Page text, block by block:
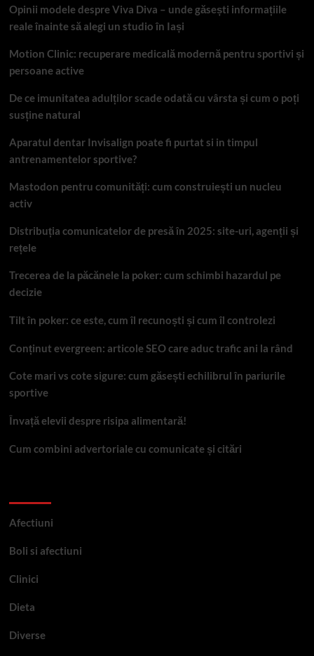
Opinii modele despre Viva Diva – unde găsești informațiile
reale înainte să alegi un studio în Iași
Motion Clinic: recuperare medicală modernă pentru sportivi și
persoane active
De ce imunitatea adulților scade odată cu vârsta și cum o poți
susține natural
Aparatul dentar Invisalign poate fi purtat si in timpul
antrenamentelor sportive?
Mastodon pentru comunități: cum construiești un nucleu
activ
Distribuția comunicatelor de presă în 2025: site-uri, agenții și
rețele
Trecerea de la păcănele la poker: cum schimbi hazardul pe
decizie
Tilt în poker: ce este, cum îl recunoști și cum îl controlezi
Conținut evergreen: articole SEO care aduc trafic ani la rând
Cote mari vs cote sigure: cum găsești echilibrul în pariurile
sportive
Învață elevii despre risipa alimentară!
Cum combini advertoriale cu comunicate și citări
Afectiuni
Boli si afectiuni
Clinici
Dieta
Diverse